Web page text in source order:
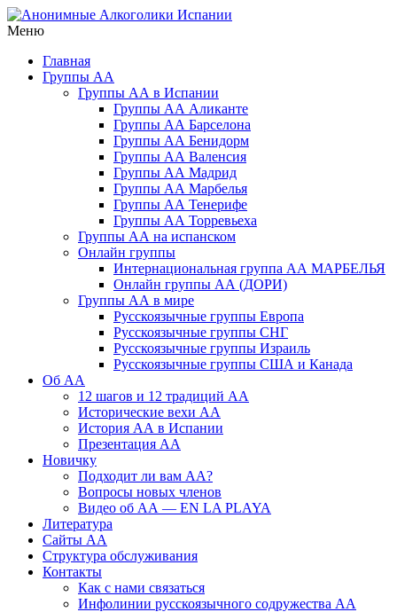
Перейти
к
Барселоне, Бенедорме, Валенсии, Мадриде, Марбелье,
Торревьехе и на о. Тенерифе
Меню
Главная
Группы АА
Группы АА в Испании
Группы АА Аликанте
Группы АА Барселона
Группы АА Бенидорм
Группы АА Валенсия
Группы АА Мадрид
Группы АА Марбелья
Группы АА Тенерифе
Группы АА Торревьеха
Группы АА на испанском
Онлайн группы
Интернациональная группа АА МАРБЕЛЬЯ
Онлайн группы АА (ДОРИ)
Группы АА в мире
Русскоязычные группы Европа
Русскоязычные группы СНГ
Русскоязычные группы Израиль
Русскоязычные группы США и Канада
Об АА
12 шагов и 12 традиций АА
Исторические вехи АА
История АА в Испании
Презентация АА
Новичку
Подходит ли вам АА?
Вопросы новых членов
Видео об АА — EN LA PLAYA
Литература
Сайты АА
Структура обслуживания
Контакты
Как с нами связаться
Инфолинии русскоязычного содружества АА